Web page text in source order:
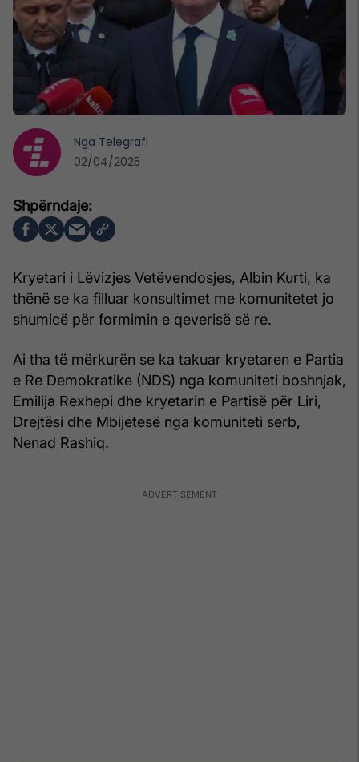
Kryetari i Lëvizjes Vetëvendosjes, Albin Kurti, ka
thënë se ka filluar konsultimet me komunitetet jo
shumicë për formimin e qeverisë së re.
Ai tha të mërkurën se ka takuar kryetaren e Partia
e Re Demokratike (NDS) nga komuniteti boshnjak,
Emilija Rexhepi dhe kryetarin e Partisë për Liri,
Drejtësi dhe Mbijetesë nga komuniteti serb,
Nenad Rashiq.
Nga Telegrafi
02/04/2025